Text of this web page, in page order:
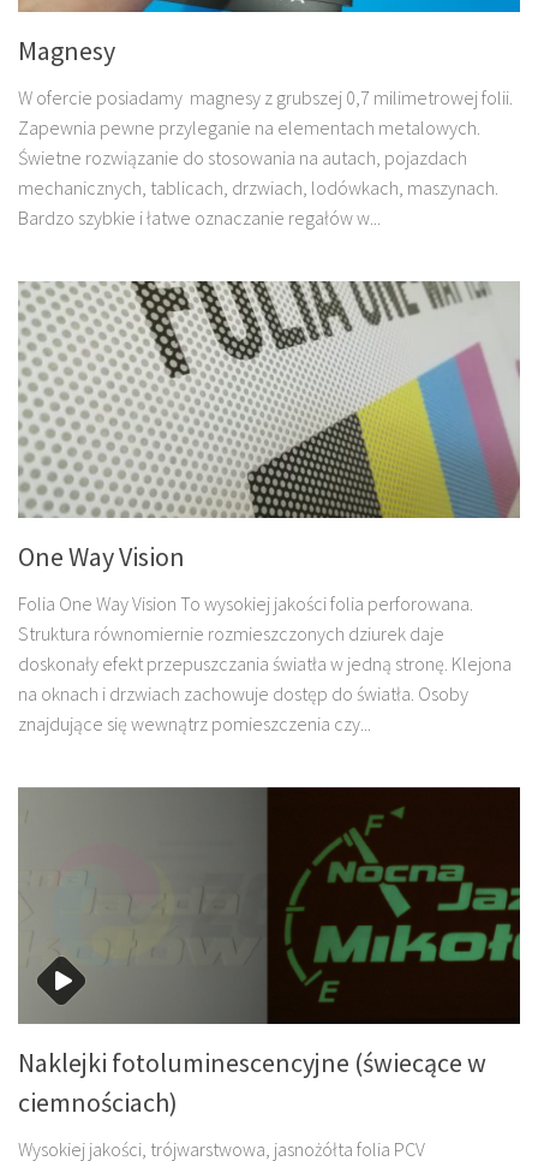
Magnesy
W ofercie posiadamy magnesy z grubszej 0,7 milimetrowej folii.
Zapewnia pewne przyleganie na elementach metalowych.
Świetne rozwiązanie do stosowania na autach, pojazdach
mechanicznych, tablicach, drzwiach, lodówkach, maszynach.
Bardzo szybkie i łatwe oznaczanie regałów w...
One Way Vision
Folia One Way Vision To wysokiej jakości folia perforowana.
Struktura równomiernie rozmieszczonych dziurek daje
doskonały efekt przepuszczania światła w jedną stronę. Klejona
na oknach i drzwiach zachowuje dostęp do światła. Osoby
znajdujące się wewnątrz pomieszczenia czy...
Naklejki fotoluminescencyjne (świecące w
ciemnościach)
Wysokiej jakości, trójwarstwowa, jasnożółta folia PCV